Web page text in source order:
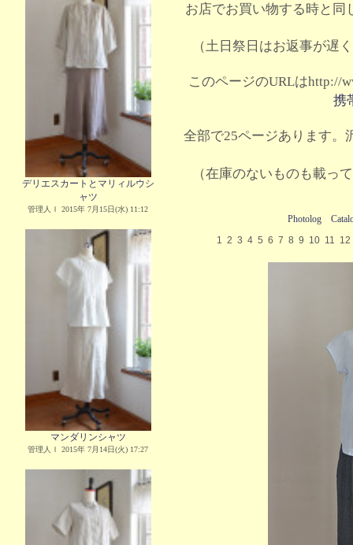
デリエスカートとマリィルウシ
ャツ
管理人Ｉ 2015年 7月15日(水) 11:12
マンダリンシャツ
管理人Ｉ 2015年 7月14日(火) 17:27
お店でお買い物する時と同
（土日祭日はお返事が遅
このページのURLはhttp://
携
全部で25ページあります。
（在庫のないものも載っ
Photolog
1 2 3 4 5 6 7 8 9 10 11 12